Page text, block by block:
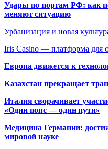
Удары по портам РФ: как
меняют ситуацию
Урбанизация и новая
Iris Casino — платформа для
Европа движется к
Казахстан прекращает
Италия сворачивает
«Один пояс — один пути»
Медицина Германии:
мировой науке